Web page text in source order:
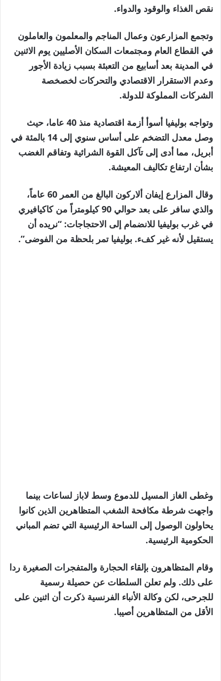
نقص الغذاء والوقود والدواء.
وتجمع المزارعون وعمال المناجم والمعلمون والعاملون
في القطاع العام ومجتمعات السكان الأصليين يوم الاثنين
في المدينة بعد أسابيع من التعبئة بسبب زيادة الأجور
وعدم الاستقرار الاقتصادي والتحركات لخصخصة
الشركات المملوكة للدولة.
وتواجه بوليفيا أسوأ أزمة اقتصادية منذ 40 عاما، حيث
وصل معدل التضخم على أساس سنوي إلى 14 بالمئة في
أبريل، مما أدى إلى تآكل القوة الشرائية وتفاقم الغضب
بشأن ارتفاع تكاليف المعيشة.
وقال المزارع إيفان ألاركون البالغ من العمر 60 عاماً،
والذي سافر على بعد حوالي 90 كيلومتراً من كاكيافيري
في غرب بوليفيا للانضمام إلى الاحتجاجات: “نريده أن
يستقيل لأنه غير كفء. بوليفيا تمر بلحظة من الفوضى”.
وغطى الغاز المسيل للدموع وسط لاباز لساعات بينما
واجهت شرطة مكافحة الشغب المتظاهرين الذين كانوا
يحاولون الوصول إلى الساحة الرئيسية التي تضم المباني
الحكومية الرئيسية.
وقام المتظاهرون بإلقاء الحجارة والمتفجرات الصغيرة ردا
على ذلك. ولم تعلن السلطات عن حصيلة رسمية
للجرحى، لكن وكالة الأنباء الفرنسية ذكرت أن اثنين على
الأقل من المتظاهرين أصيبا.